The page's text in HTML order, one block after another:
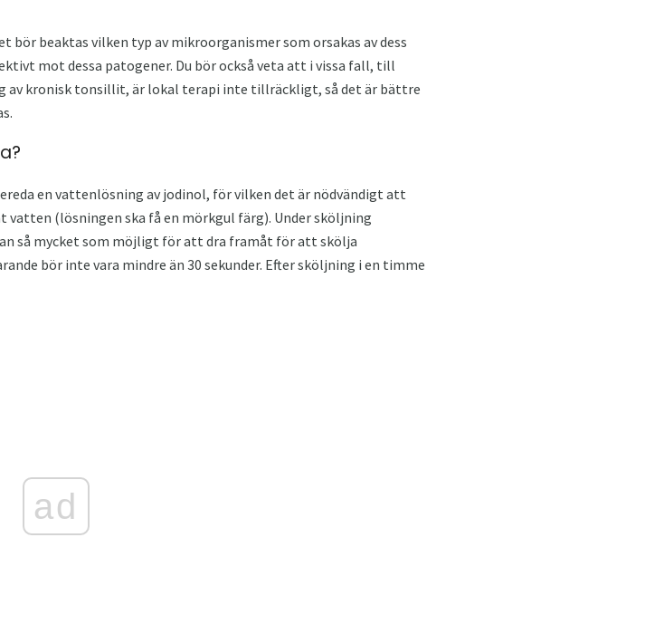
beaktas vilken typ av mikroorganismer som orsakas av dess
mot dessa patogener. Du bör också veta att i vissa fall, till
kronisk tonsillit, är lokal terapi inte tillräckligt, så det är bättre
en vattenlösning av jodinol, för vilken det är nödvändigt att
(lösningen ska få en mörkgul färg). Under sköljning
så mycket som möjligt för att dra framåt för att skölja
bör inte vara mindre än 30 sekunder. Efter sköljning i en timme
ad